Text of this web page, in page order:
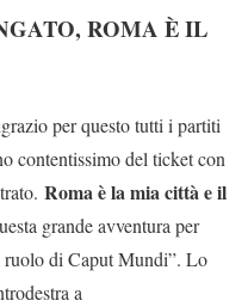
ROMA È IL
per questo tutti i partiti
contentissimo del ticket con
Roma è la mia città e il
grande avventura per
ruolo di Caput Mundi”. Lo
a